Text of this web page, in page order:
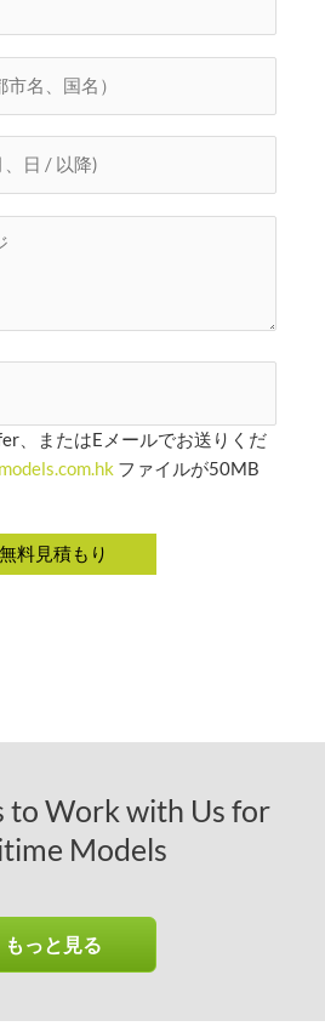
、またはEメールでお送りくだ
ファイルが50MB
to Work with Us for
Models
もっと見る